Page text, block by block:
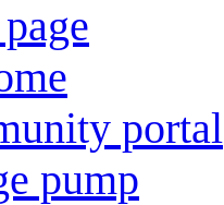
portal
pump